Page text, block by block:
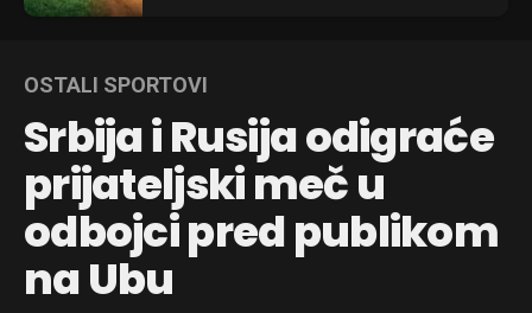
OSTALI SPORTOVI
Srbija i Rusija odigraće
prijateljski meč u
odbojci pred publikom
na Ubu